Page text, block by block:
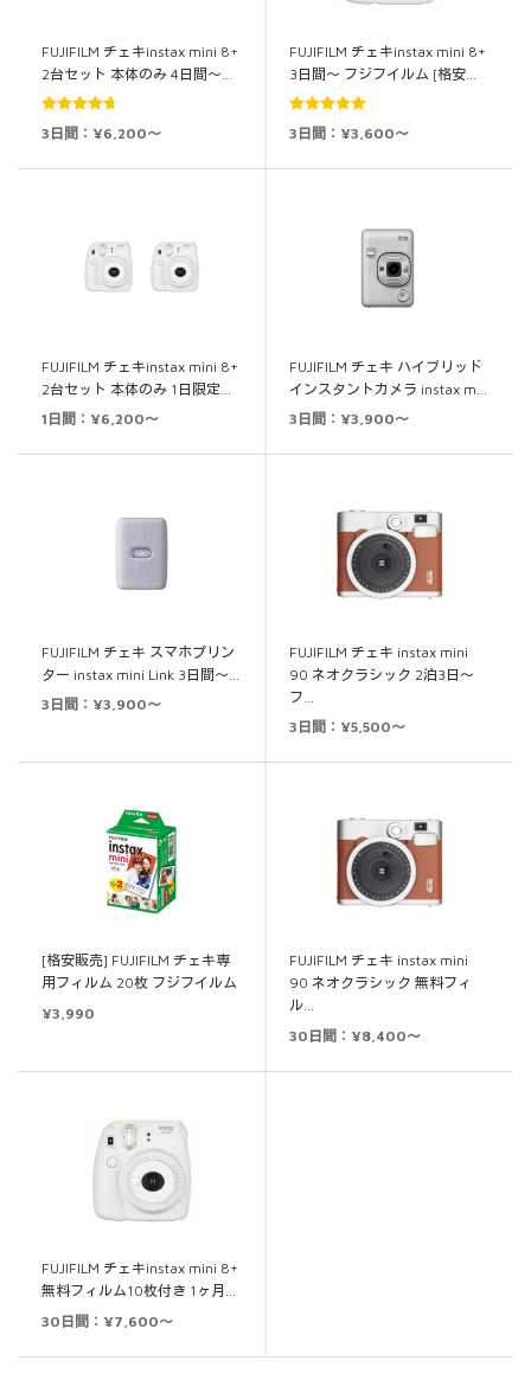
FUJIFILM チェキinstax mini 8+
2台セット 本体のみ 4日間～…
5段階中
3日間：¥6,200～
FUJIFILM チェキinstax mini 8+
3日間～ フジフイルム [格安…
5段階中
3日間：¥3,600～
FUJIFILM チェキinstax mini 8+
2台セット 本体のみ 1日限定…
1日間：¥6,200～
FUJIFILM チェキ ハイブリッド
インスタントカメラ instax m…
3日間：¥3,900～
FUJIFILM チェキ スマホプリン
ター instax mini Link 3日間～…
3日間：¥3,900～
FUJIFILM チェキ instax mini
90 ネオクラシック 2泊3日～
フ…
3日間：¥5,500～
[格安販売] FUJIFILM チェキ専
用フィルム 20枚 フジフイルム
¥3,990
FUJIFILM チェキ instax mini
90 ネオクラシック 無料フィ
ル…
30日間：¥8,400～
FUJIFILM チェキinstax mini 8+
無料フィルム10枚付き 1ヶ月…
30日間：¥7,600～